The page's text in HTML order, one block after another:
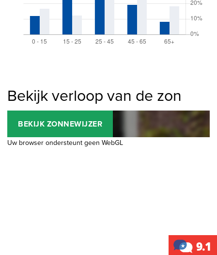
Bekijk verloop van de zon
BEKIJK ZONNEWIJZER
Uw browser ondersteunt geen WebGL